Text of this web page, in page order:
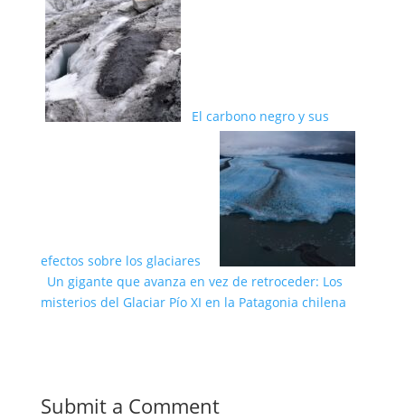
El carbono negro y sus
efectos sobre los glaciares
Un gigante que avanza en vez de retroceder: Los
misterios del Glaciar Pío XI en la Patagonia chilena
Submit a Comment